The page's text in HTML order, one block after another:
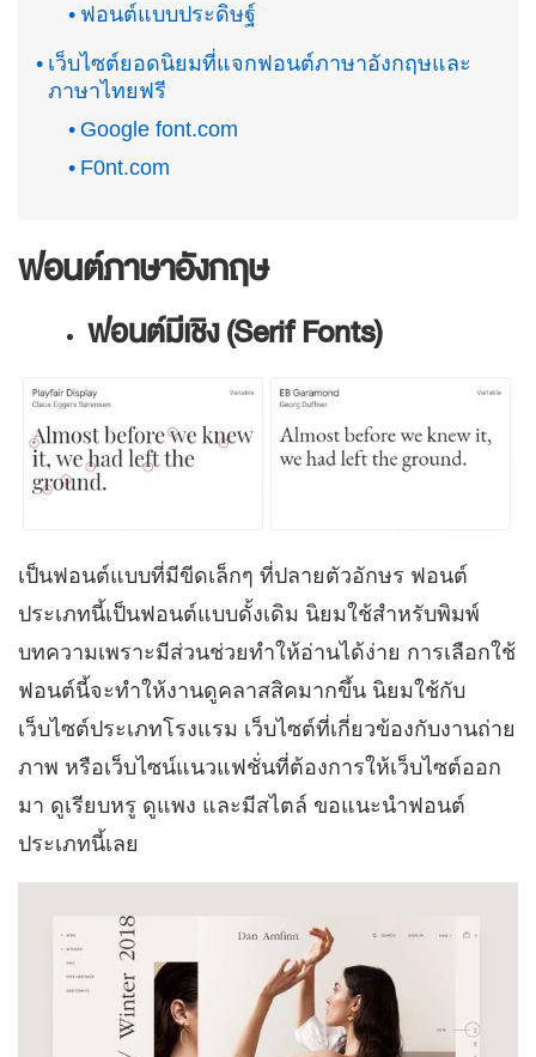
ฟอนต์แบบประดิษฐ์
เว็บไซต์ยอดนิยมที่แจกฟอนต์ภาษาอังกฤษและ
ภาษาไทยฟรี
Google font.com
F0nt.com
ฟอนต์ภาษาอังกฤษ
ฟอนต์มีเชิง (Serif Fonts)
เป็นฟอนต์แบบที่มีขีดเล็กๆ ที่ปลายตัวอักษร ฟอนต์
ประเภทนี้เป็นฟอนต์แบบดั้งเดิม นิยมใช้สำหรับพิมพ์
บทความเพราะมีส่วนช่วยทำให้อ่านได้ง่าย การเลือกใช้
ฟอนต์นี้จะทำให้งานดูคลาสสิคมากขึ้น นิยมใช้กับ
เว็บไซต์ประเภทโรงแรม เว็บไซต์ที่เกี่ยวข้องกับงานถ่าย
ภาพ หรือเว็บไซน์แนวแฟชั่นที่ต้องการให้เว็บไซต์ออก
มา ดูเรียบหรู ดูแพง และมีสไตล์ ขอแนะนำฟอนต์
ประเภทนี้เลย